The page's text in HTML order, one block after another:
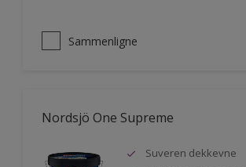
Sammenligne
Nordsjö One Supreme
Suveren dekkevne